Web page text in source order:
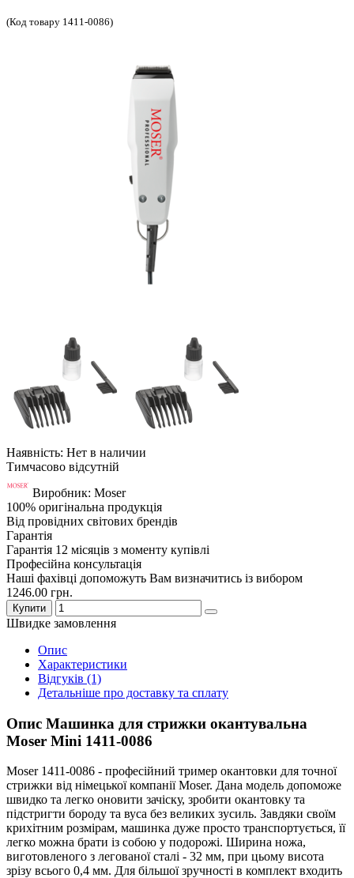
(Код товару 1411-0086)
Наявність: Нет в наличии
Тимчасово відсутній
Виробник: Moser
100% оригінальна продукція
Від провідних світових брендів
Гарантія
Гарантія 12 місяців з моменту купівлі
Професійна консультація
Наші фахівці допоможуть Вам визначитись із вибором
1246.00 грн.
Купити
Швидке замовлення
Опис
Характеристики
Відгуків (1)
Детальніше про доставку та сплату
Опис Машинка для стрижки окантувальна
Moser Mini 1411-0086
Moser 1411-0086 - професійний тример окантовки для точної
стрижки від німецької компанії Moser. Дана модель допоможе
швидко та легко оновити зачіску, зробити окантовку та
підстригти бороду та вуса без великих зусиль. Завдяки своїм
крихітним розмірам, машинка дуже просто транспортується, її
легко можна брати із собою у подорожі. Ширина ножа,
виготовленого з легованої сталі - 32 мм, при цьому висота
зрізу всього 0,4 мм. Для більшої зручності в комплект входить